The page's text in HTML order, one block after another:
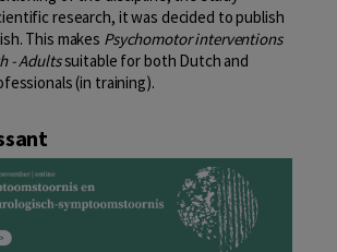
research, it was decided to publish
This makes Psychomotor interventions
- Adultssuitable for both Dutch and
(in training).